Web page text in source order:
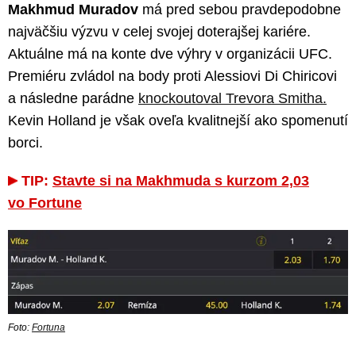
Makhmud Muradov má pred sebou pravdepodobne
najväčšiu výzvu v celej svojej doterajšej kariére.
Aktuálne má na konte dve výhry v organizácii UFC.
Premiéru zvládol na body proti Alessiovi Di Chiricovi
a následne parádne knockoutoval Trevora Smitha.
Kevin Holland je však oveľa kvalitnejší ako spomenutí
borci.
TIP: Stavte si na Makhmuda s kurzom 2,03
vo Fortune
Foto: Fortuna